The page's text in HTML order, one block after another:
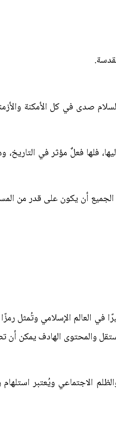
صدى في كل الأمكنة
فلها فعلٌ مؤثر في
الجميع أن يكون على قدر من
في العالم الإسلامي وتُمثل
والمحتوى الهادف يمكن أن
الاجتماعي ويُعتبر